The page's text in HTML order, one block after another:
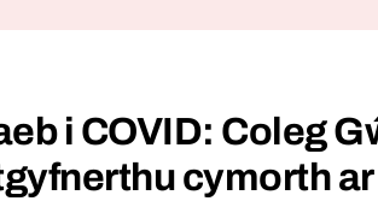
i COVID: Coleg
cymorth